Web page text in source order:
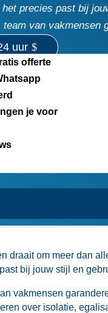
precies past bij
team van
uur
offerte
je voor
draait om meer dan
bij jouw stijl en
vakmensen
over isolatie,